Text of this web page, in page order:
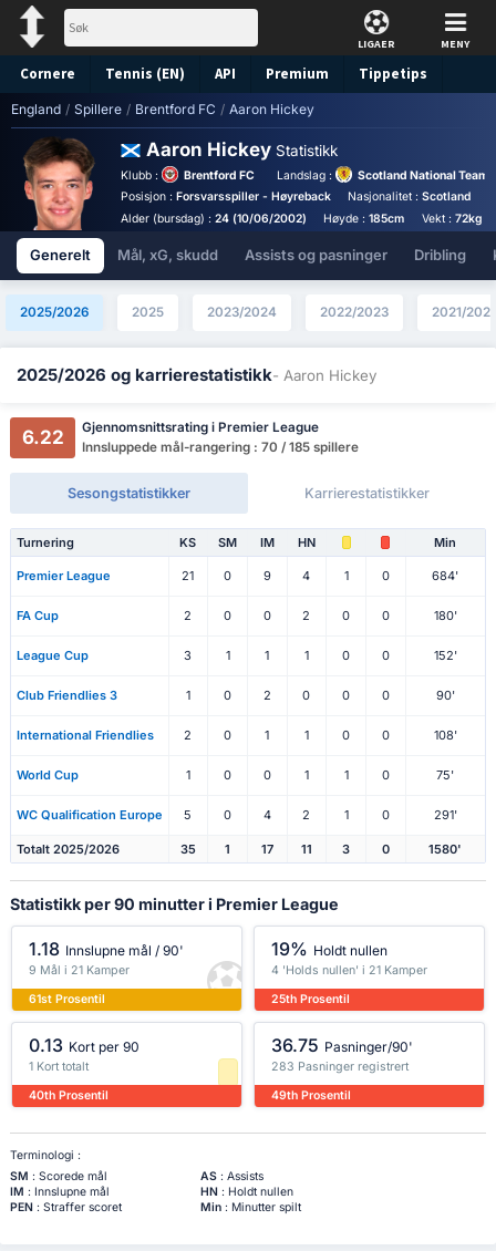
LIGAER MENY
Cornere Tennis (EN) API Premium Tippetips
England / Spillere / Brentford FC / Aaron Hickey
Aaron Hickey Statistikk
Klubb : Brentford FC Landslag :
Scotland National Team
Posisjon : Forsvarsspiller - Høyreback Nasjonalitet :Scotland
Alder (bursdag) : 24 (10/06/2002) Høyde :185cm Vekt : 72kg
Generelt Mål, xG, skudd Assists og pasninger Dribling
2025/2026 2025 2023/2024 2022/2023 2021/
2025/2026 og karrierestatistikk- Aaron Hickey
6.22
Gjennomsnittsrating i Premier League
Innsluppede mål-rangering : 70 / 185 spillere
Sesongstatistikker Karrierestatistikker
Turnering KS SM IM HN Min
Premier League 21 0 9 4 1 0 684'
FA Cup 2 0 0 2 0 0 180'
League Cup 3 1 1 1 0 0 152'
Club Friendlies 3 1 0 2 0 0 0 90'
International Friendlies 2 0 1 1 0 0 108'
World Cup 1 0 0 1 1 0 75'
WC Qualification Europe 5 0 4 2 1 0 291'
Totalt 2025/2026 35 1 17 11 3 0 1580'
Statistikk per 90 minutter i Premier League
1.18 Innslupne mål / 90'
9 Mål i 21 Kamper
61st Prosentil
19% Holdt nullen
4 'Holds nullen' i 21 Kamper
25th Prosentil
0.13 Kort per 90
1 Kort totalt
40th Prosentil
36.75 Pasninger/90'
283 Pasninger registrert
49th Prosentil
Terminologi :
SM : Scorede mål AS: Assists
IM : Innslupne mål HN: Holdt nullen
PEN: Straffer scoret Min: Minutter spilt